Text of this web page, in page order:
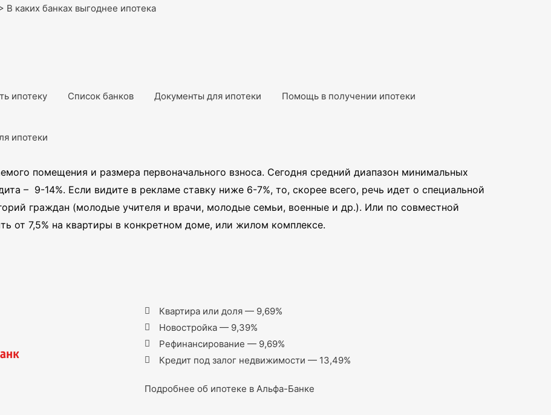
В каких банках выгоднее ипотека
ипотеку Список банков Документы для ипотеки Помощь в получении ипотеки
ипотеки
помещения и размера первоначального взноса. Сегодня средний диапазон минимальных
– 9-14%. Если видите в рекламе ставку ниже 6-7%, то, скорее всего, речь идет о специальной
граждан (молодые учителя и врачи, молодые семьи, военные и др.). Или по совместной
от 7,5% на квартиры в конкретном доме, или жилом комплексе.
Квартира или доля — 9,69%
Новостройка — 9,39%
Рефинансирование — 9,69%
Кредит под залог недвижимости — 13,49%
Подробнее об ипотеке в Альфа-Банке